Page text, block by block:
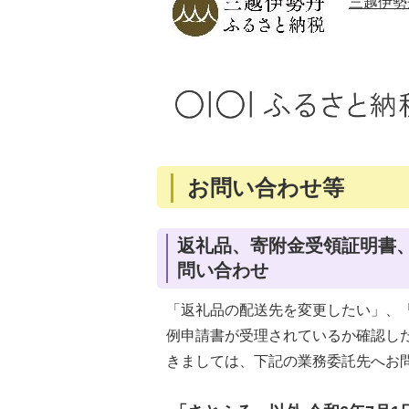
お問い合わせ等
返礼品、寄附金受領証明書
問い合わせ
「返礼品の配送先を変更したい」
例申請書が受理されているか確認し
きましては、下記の業務委託先へお